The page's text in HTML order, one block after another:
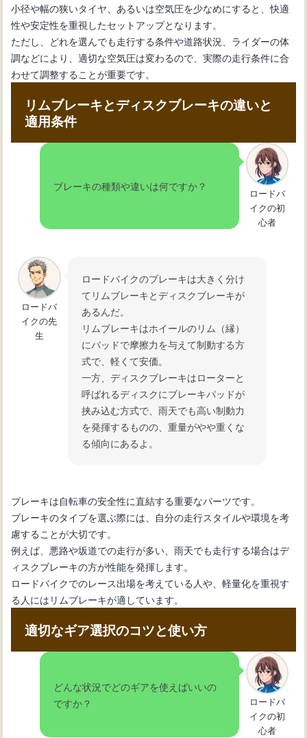
小径や幅の狭いタイヤ、あるいは空気圧を少なめにすると、快適
性や安定性を重視したセットアップとなります。
ただし、どれを選んでも走行する条件や道路状況、ライダーの体
調などにより、適切な空気圧は変わるので、実際の走行条件に合
わせて調整することが重要です。
リムブレーキとディスクブレーキの違いと
適用条件
ブレーキの種類や違いは何ですか？
ロードバ
イクの初
心者
ロードバ
イクの先
生
ロードバイクのブレーキは大きく分け
てリムブレーキとディスクブレーキが
あるんだ。
リムブレーキはホイールのリム（縁）
にパッドで摩擦力を与えて制動する方
式で、軽くて安価。
一方、ディスクブレーキはローターと
呼ばれるディスクにブレーキパッドが
挟み込む方式で、雨天でも高い制動力
を発揮するものの、重量がやや重くな
る傾向にあるよ。
ブレーキは自転車の安全性に直結する重要なパーツです。
ブレーキのタイプを選ぶ際には、自分の走行スタイルや環境を考
慮することが大切です。
例えば、悪路や坂道での走行が多い、雨天でも走行する場合はデ
ィスクブレーキの方が性能を発揮します。
ロードバイクでのレース出場を考えている人や、軽量化を重視す
る人にはリムブレーキが適しています。
適切なギア選択のコツと使い方
どんな状況でどのギアを使えばいいの
ですか？
ロードバ
イクの初
心者